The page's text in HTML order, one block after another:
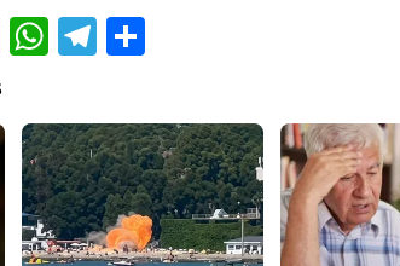
ViberWhatsApp
Telegram